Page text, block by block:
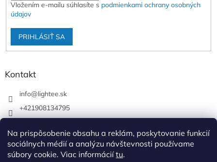
Na prispôsobenie obsahu a reklám, poskytovanie funkcií
sociálnych médií a analýzu návštevnosti používame
súbory cookie. Viac informáciítu.
Vložením e-mailu súhlasíte s podmienkami ochrany osobných
údajov
PRIHLÁSIŤ SA
Kontakt
info@lightee.sk
+421908134795
lightee.sk